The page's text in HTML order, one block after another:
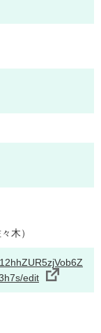
木）
edit